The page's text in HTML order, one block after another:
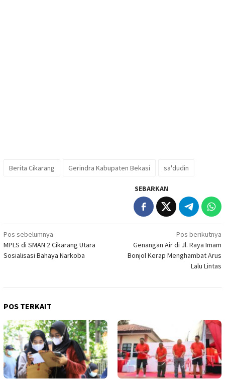
Berita Cikarang Gerindra Kabupaten Bekasi sa'dudin
SEBARKAN
Navigasi
pos
Pos sebelumnya
MPLS di SMAN 2 Cikarang Utara
Sosialisasi Bahaya Narkoba
Pos berikutnya
Genangan Air di Jl. Raya Imam
Bonjol Kerap Menghambat Arus
Lalu Lintas
POS TERKAIT